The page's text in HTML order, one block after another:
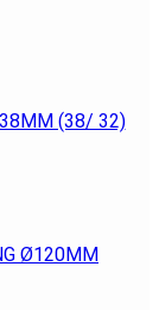
38MM (38/ 32)
Ø120MM